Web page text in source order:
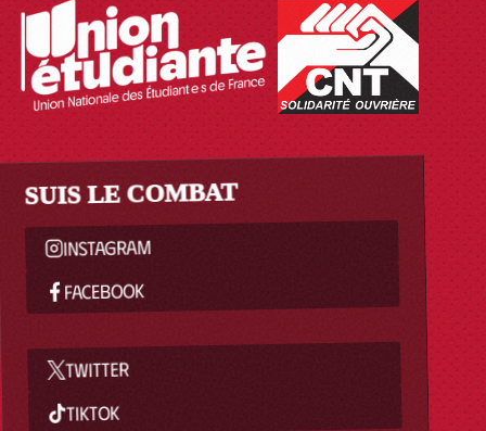
SUIS LE COMBAT
INSTAGRAM
FACEBOOK
TWITTER
TIKTOK